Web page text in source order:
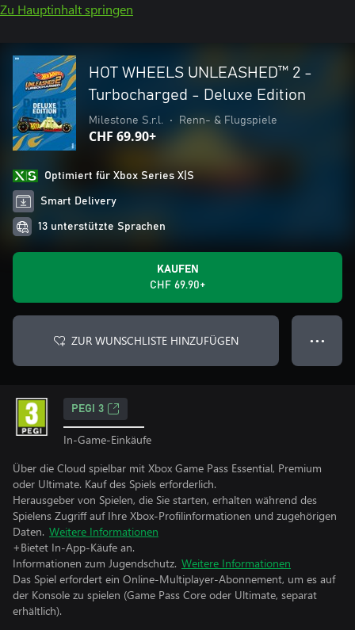
Zu Hauptinhalt springen
HOT WHEELS UNLEASHED™ 2 -
Turbocharged - Deluxe Edition
Milestone S.r.l. • Renn- & Flugspiele
CHF 69.90+
Optimiert für Xbox Series X|S
Smart Delivery
13 unterstützte Sprachen
KAUFEN
CHF 69.90+
ZUR WUNSCHLISTE HINZUFÜGEN ● ● ●
PEGI 3
In-Game-Einkäufe
Über die Cloud spielbar mit Xbox Game Pass Essential, Premium
oder Ultimate. Kauf des Spiels erforderlich.
Herausgeber von Spielen, die Sie starten, erhalten während des
Spielens Zugriff auf Ihre Xbox-Profilinformationen und zugehörigen
Daten. Weitere Informationen
+Bietet In-App-Käufe an.
Informationen zum Jugendschutz. Weitere Informationen
Das Spiel erfordert ein Online-Multiplayer-Abonnement, um es auf
der Konsole zu spielen (Game Pass Core oder Ultimate, separat
erhältlich).